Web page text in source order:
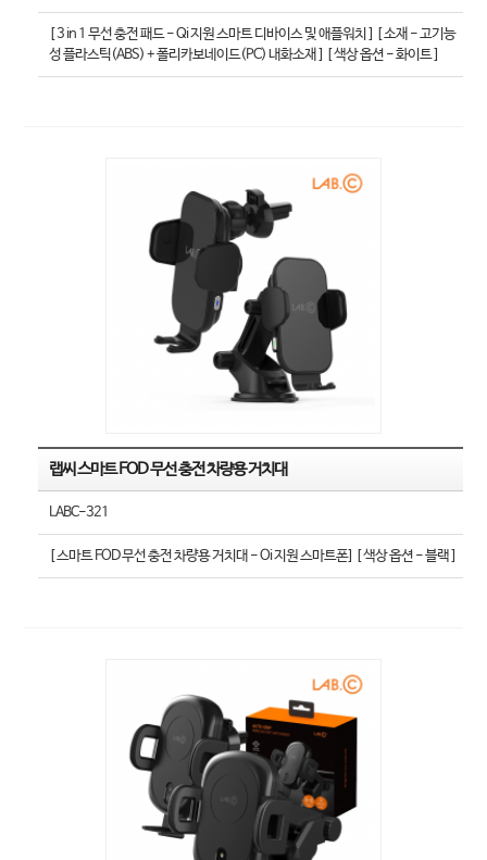
[ 3 in 1 무선 충전 패드 - Qi 지원 스마트 디바이스 및 애플워치 ] [ 소재 - 고기능
성 플라스틱(ABS) + 폴리카보네이드(PC) 내화소재 ] [ 색상 옵션 - 화이트 ]
랩씨 스마트 FOD 무선 충전 차량용 거치대
LABC-321
[ 스마트 FOD 무선 충전 차량용 거치대 - Oi 지원 스마트폰] [ 색상 옵션 - 블랙 ]